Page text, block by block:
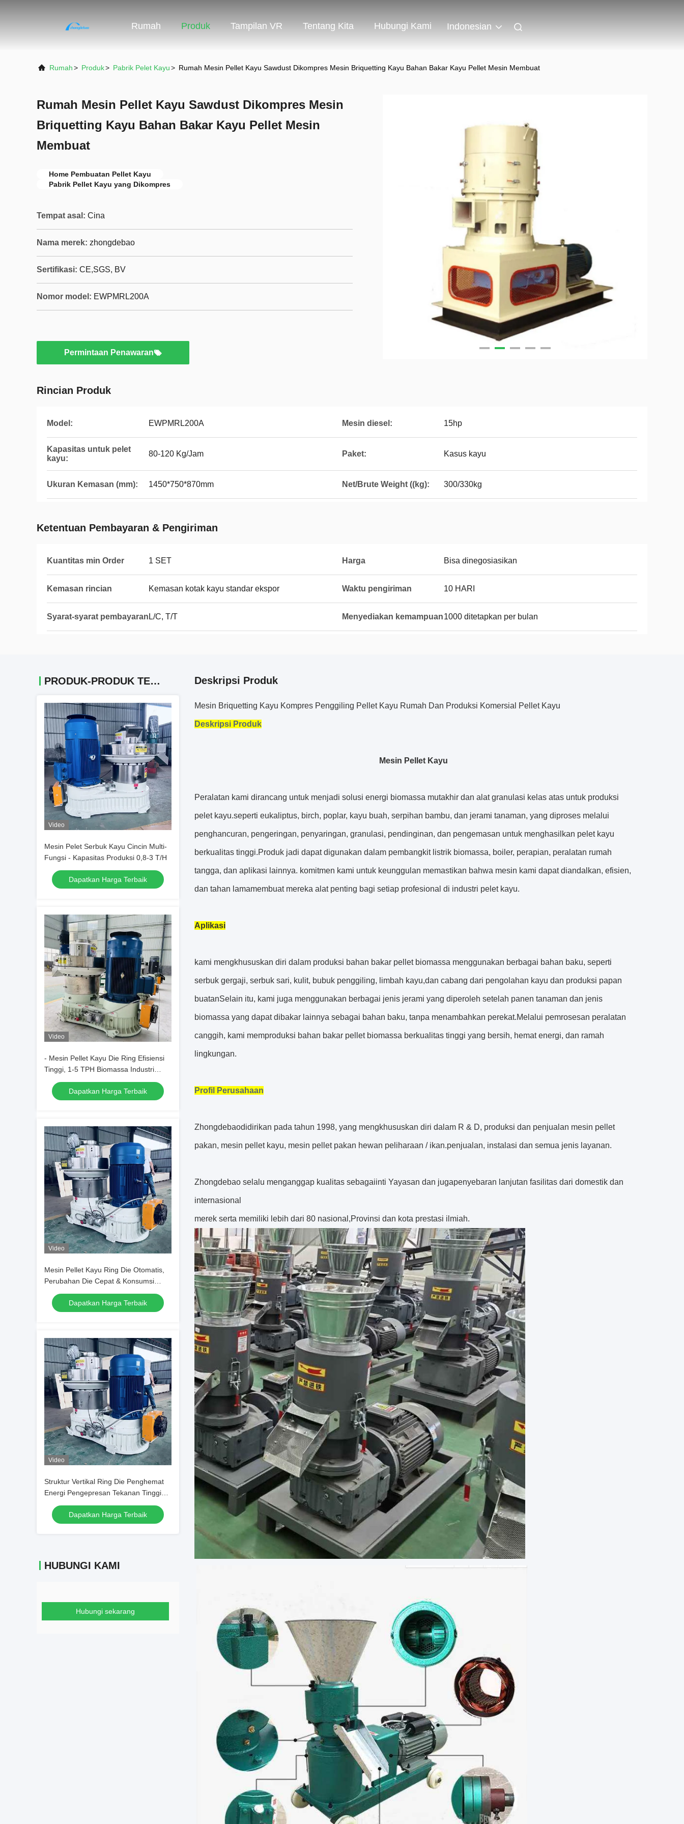
Rumah Produk Tampilan VR Tentang Kita Hubungi Kami Indonesian
Rumah> Produk> Pabrik Pelet Kayu> Rumah Mesin Pellet Kayu Sawdust Dikompres Mesin Briquetting Kayu Bahan Bakar Kayu Pellet Mesin Membuat
Rumah Mesin Pellet Kayu Sawdust Dikompres Mesin
Briquetting Kayu Bahan Bakar Kayu Pellet Mesin
Membuat
Home Pembuatan Pellet Kayu
Pabrik Pellet Kayu yang Dikompres
Tempat asal: Cina
Nama merek: zhongdebao
Sertifikasi: CE,SGS, BV
Nomor model: EWPMRL200A
Permintaan Penawaran
Rincian Produk
Model: EWPMRL200A Mesin diesel: 15hp
Kapasitas untuk pelet
kayu:
80-120 Kg/Jam Paket: Kasus kayu
Ukuran Kemasan (mm): 1450*750*870mm Net/Brute Weight ((kg): 300/330kg
Ketentuan Pembayaran & Pengiriman
Kuantitas min Order 1 SET Harga Bisa dinegosiasikan
Kemasan rincian Kemasan kotak kayu standar ekspor Waktu pengiriman 10 HARI
Syarat-syarat pembayaran L/C, T/T Menyediakan kemampuan1000 ditetapkan per bulan
PRODUK-PRODUK TERKAIT
Video
Mesin Pelet Serbuk Kayu Cincin Multi-
Fungsi - Kapasitas Produksi 0,8-3 T/H
Dapatkan Harga Terbaik
Video
- Mesin Pellet Kayu Die Ring Efisiensi
Tinggi, 1-5 TPH Biomassa Industri
Pellet Mill untuk Serbuk gergaji /
Limbah Pertanian
Dapatkan Harga Terbaik
Video
Mesin Pellet Kayu Ring Die Otomatis,
Perubahan Die Cepat & Konsumsi
Energi Rendah untuk Pabrik Pellet
BiomassaDapatkan Harga Terbaik
Video
Struktur Vertikal Ring Die Penghemat
Energi Pengepresan Tekanan Tinggi
untuk Pelet Kayu untuk Bahan Bakar
BiomassaDapatkan Harga Terbaik
HUBUNGI KAMI
Hubungi sekarang
Deskripsi Produk
Mesin Briquetting Kayu Kompres Penggiling Pellet Kayu Rumah Dan Produksi Komersial Pellet Kayu
Deskripsi Produk
Mesin Pellet Kayu
Peralatan kami dirancang untuk menjadi solusi energi biomassa mutakhir dan alat granulasi kelas atas untuk produksi
pelet kayu.seperti eukaliptus, birch, poplar, kayu buah, serpihan bambu, dan jerami tanaman, yang diproses melalui
penghancuran, pengeringan, penyaringan, granulasi, pendinginan, dan pengemasan untuk menghasilkan pelet kayu
berkualitas tinggi.Produk jadi dapat digunakan dalam pembangkit listrik biomassa, boiler, perapian, peralatan rumah
tangga, dan aplikasi lainnya. komitmen kami untuk keunggulan memastikan bahwa mesin kami dapat diandalkan, efisien,
dan tahan lamamembuat mereka alat penting bagi setiap profesional di industri pelet kayu.
Aplikasi
kami mengkhususkan diri dalam produksi bahan bakar pellet biomassa menggunakan berbagai bahan baku, seperti
serbuk gergaji, serbuk sari, kulit, bubuk penggiling, limbah kayu,dan cabang dari pengolahan kayu dan produksi papan
buatanSelain itu, kami juga menggunakan berbagai jenis jerami yang diperoleh setelah panen tanaman dan jenis
biomassa yang dapat dibakar lainnya sebagai bahan baku, tanpa menambahkan perekat.Melalui pemrosesan peralatan
canggih, kami memproduksi bahan bakar pellet biomassa berkualitas tinggi yang bersih, hemat energi, dan ramah
lingkungan.
Profil Perusahaan
Zhongdebaodidirikan pada tahun 1998, yang mengkhususkan diri dalam R & D, produksi dan penjualan mesin pellet
pakan, mesin pellet kayu, mesin pellet pakan hewan peliharaan / ikan.penjualan, instalasi dan semua jenis layanan.
Zhongdebao selalu menganggap kualitas sebagaiinti Yayasan dan jugapenyebaran lanjutan fasilitas dari domestik dan
internasional
merek serta memiliki lebih dari 80 nasional,Provinsi dan kota prestasi ilmiah.